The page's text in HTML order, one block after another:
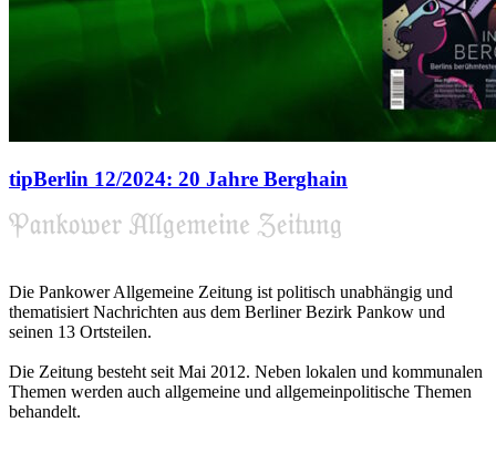
tipBerlin 12/2024: 20 Jahre Berghain
Die Pankower Allgemeine Zeitung ist politisch unabhängig und
thematisiert Nachrichten aus dem Berliner Bezirk Pankow und
seinen 13 Ortsteilen.
Die Zeitung besteht seit Mai 2012. Neben lokalen und kommunalen
Themen werden auch allgemeine und allgemeinpolitische Themen
behandelt.